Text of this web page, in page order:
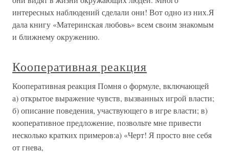
интересных наблюдений сделали они! Вот одно из них.Я
дала книгу «Материнская любовь» всем своим знакомым
и ближнему окружению.
Кооперативная реакция
Кооперативная реакция Помня о формуле, включающей
а) открытое выражение чувств, вызванных игрой власти;
б) описание поведения, участвующего в игре власти; в)
кооперативное предложение, позвольте мне привести
несколько кратких примеров:а) «Черт! Я просто вне себя
от гнева,